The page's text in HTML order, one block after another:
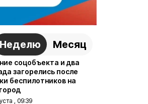
Неделю Месяц
соцобъекта и два
загорелись после
беспилотников на
, 09:39